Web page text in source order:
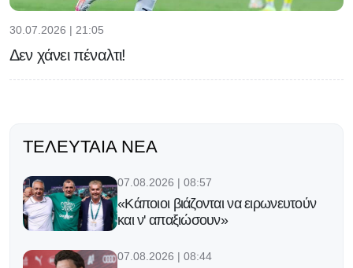
30.07.2026 | 21:05
Δεν χάνει πέναλτι!
ΤΕΛΕΥΤΑΊΑ ΝΈΑ
07.08.2026 | 08:57
«Κάποιοι βιάζονται να ειρωνευτούν
και ν' απαξιώσουν»
07.08.2026 | 08:44